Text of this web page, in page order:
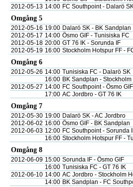
2012-05-13 14:00 FC Southpoint - Dalarö
Omgång 5
2012-05-16 19:00 Dalarö SK - BK Sandplan
2012-05-17 14:00 Ösmo GIF - Tunisiska FC
2012-05-18 20:00 GT 76 IK - Sorunda IF
2012-05-19 16:00 Stockholm Hotspur FF -
Omgång 6
2012-05-26 14:00 Tunisiska FC - Dalarö SK
16:00 BK Sandplan -
2012-05-27 14:00 FC Southpoint - Ösmo GIF
17:00 AC Jordbro - GT 76 IK
Omgång 7
2012-05-30 19:00 Dalarö SK - AC Jordbro
2012-06-02 16:00 Ösmo GIF - BK Sandplan
2012-06-03 12:00 FC Southpoint - Sorunda
16:00 Stockholm Hotspur FF -
Omgång 8
2012-06-09 15:00 Sorunda IF - Ösmo GIF
16:00 Tunisiska FC - GT 76 IK
2012-06-10 14:00 AC Jordbro - Stockholm
14:00 BK Sandplan - FC